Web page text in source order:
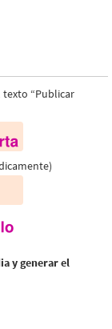
texto “Publicar
y generar el